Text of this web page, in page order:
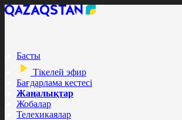
Басты
Тікелей эфир
Бағдарлама кестесі
Жаңалықтар
Жобалар
Телехикаялар